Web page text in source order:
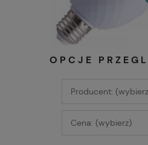
OPCJE
Producent:
Cena: (wybierz)